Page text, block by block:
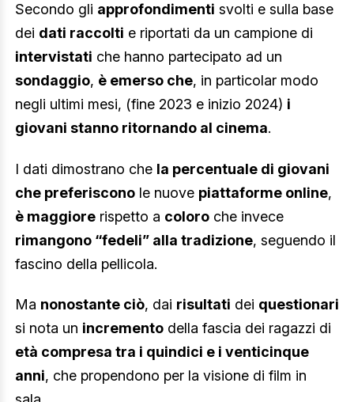
Secondo gli approfondimenti svolti e sulla base
dei dati raccolti e riportati da un campione di
intervistati che hanno partecipato ad un
sondaggio, è emerso che, in particolar modo
negli ultimi mesi, (fine 2023 e inizio 2024) i
giovani stanno ritornando al cinema.
I dati dimostrano che la percentuale di giovani
che preferiscono le nuove piattaforme online,
è maggiore rispetto a coloro che invece
rimangono “fedeli” alla tradizione, seguendo il
fascino della pellicola.
Ma nonostante ciò, dai risultati dei questionari
si nota un incremento della fascia dei ragazzi di
età compresa tra i quindici e i venticinque
anni, che propendono per la visione di film in